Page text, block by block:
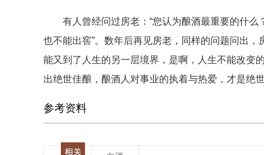
有人曾经问过房老：“您认为酿酒最重要的什么
也不能出窖”。数年后再见房老，同样的问题问出
能又到了人生的另一层境界，是啊，人生不能改变
出绝世佳酿，酿酒人对事业的执着与热爱，才是绝
参考资料